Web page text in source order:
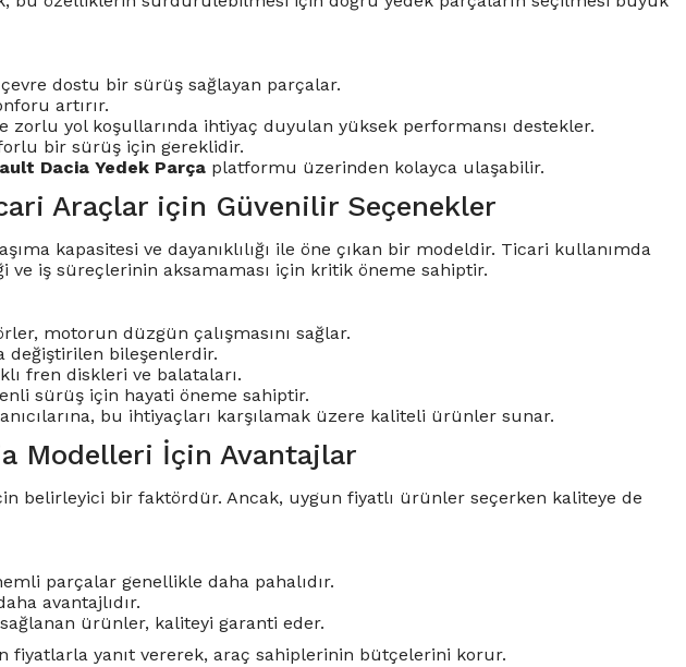
dostu bir sürüş sağlayan parçalar.
artırır.
zorlu yol koşullarında ihtiyaç duyulan yüksek performansı destekler.
bir sürüş için gereklidir.
Dacia Yedek Parça platformu üzerinden kolayca ulaşabilir.
Araçlar için Güvenilir Seçenekler
kapasitesi ve dayanıklılığı ile öne çıkan bir modeldir. Ticari kullanımda
ve iş süreçlerinin aksamaması için kritik öneme sahiptir.
motorun düzgün çalışmasını sağlar.
değiştirilen bileşenlerdir.
fren diskleri ve balataları.
sürüş için hayati öneme sahiptir.
bu ihtiyaçları karşılamak üzere kaliteli ürünler sunar.
Modelleri İçin Avantajlar
belirleyici bir faktördür. Ancak, uygun fiyatlı ürünler seçerken kaliteye de
parçalar genellikle daha pahalıdır.
avantajlıdır.
ürünler, kaliteyi garanti eder.
fiyatlarla yanıt vererek, araç sahiplerinin bütçelerini korur.